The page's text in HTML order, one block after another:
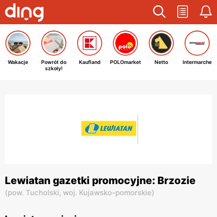
Wakacje
Powrót do
szkoły!
Kaufland POLOmarket Netto Intermarche
Lewiatan gazetki promocyjne: Brzozie
(pow. Tucholski, woj. Kujawsko-pomorskie)